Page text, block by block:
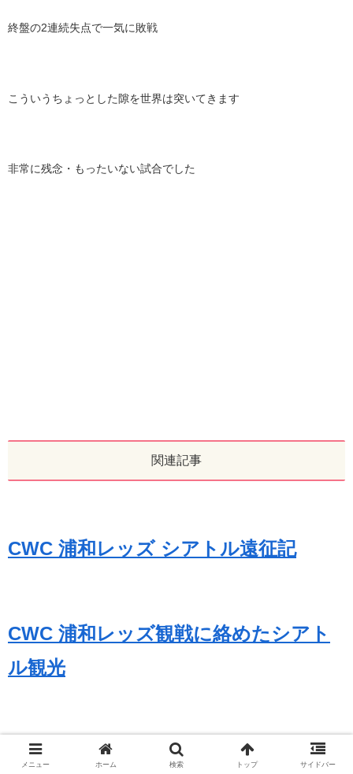
終盤の2連続失点で一気に敗戦
こういうちょっとした隙を世界は突いてきます
非常に残念・もったいない試合でした
関連記事
CWC 浦和レッズ シアトル遠征記
CWC 浦和レッズ観戦に絡めたシアト
ル観光
自分の浦和レッズ愛を振り返ってみる
メニュー ホーム 検索 トップ サイドバー